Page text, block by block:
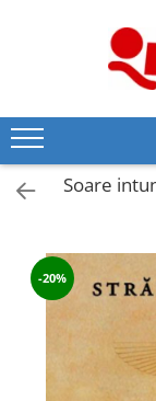
Artă și
Beletristică
Business și
Cărți pentru tineri
Creșterea copilului
Dezvoltare
Diete și Fitness
Familie și Cuplu
Soare
-20%